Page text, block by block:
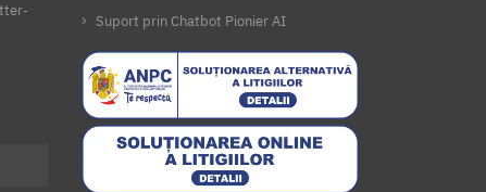
Suport prin Chatbot Pionier AI